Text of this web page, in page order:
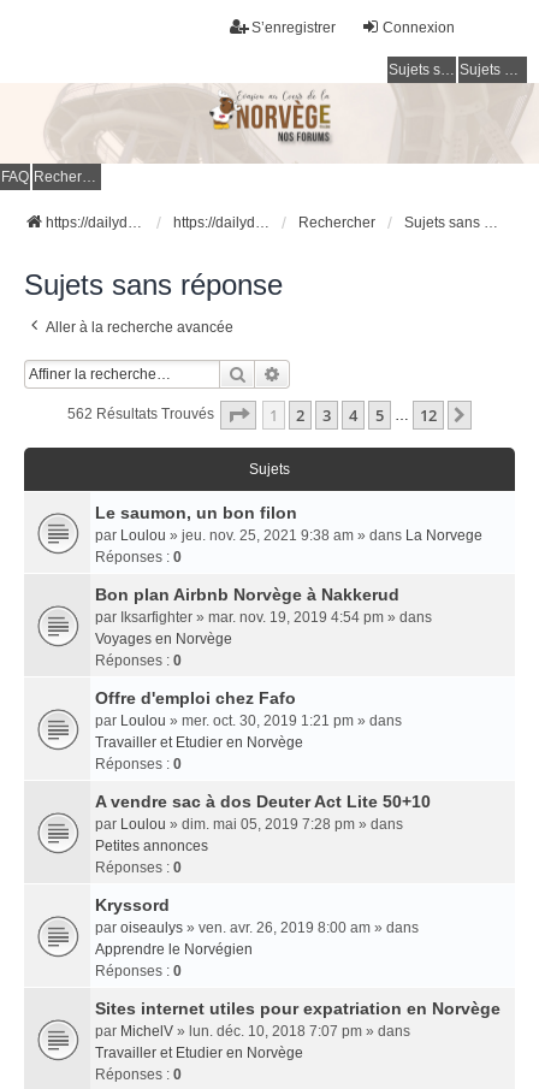
Connexion
S’enregistrer
Sujets sans réponse Sujets actifs
FAQ Rechercher
https://dailydigesthub.com https://dailydigesthub.com Rechercher Sujets sans réponse
Sujets sans réponse
Aller à la recherche avancée
Rechercher
562 Résultats Trouvés Page 1Sur
1 2 3 4 5 … 12
Sujets
Le saumon, un bon filon
par Loulou » jeu. nov. 25, 2021 9:38 am » dans La Norvege
Réponses : 0
Bon plan Airbnb Norvège à Nakkerud
par Iksarfighter » mar. nov. 19, 2019 4:54 pm » dans
Voyages en Norvège
Réponses : 0
Offre d'emploi chez Fafo
par Loulou » mer. oct. 30, 2019 1:21 pm » dans
Travailler et Etudier en Norvège
Réponses : 0
A vendre sac à dos Deuter Act Lite 50+10
par Loulou » dim. mai 05, 2019 7:28 pm » dans
Petites annonces
Réponses : 0
Kryssord
par oiseaulys » ven. avr. 26, 2019 8:00 am » dans
Apprendre le Norvégien
Réponses : 0
Sites internet utiles pour expatriation en Norvège
par MichelV » lun. déc. 10, 2018 7:07 pm » dans
Travailler et Etudier en Norvège
Réponses : 0